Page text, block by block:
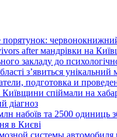
after мандрівки на
закладу до
з’явиться
подготовка и
Київщини спіймали на
діагноз
набоїв та 2500 одиниць
в Києві